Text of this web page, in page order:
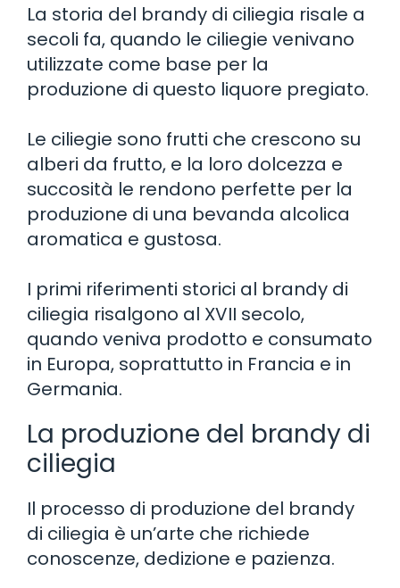
La storia del brandy di ciliegia risale a
secoli fa, quando le ciliegie venivano
utilizzate come base per la
produzione di questo liquore pregiato.
Le ciliegie sono frutti che crescono su
alberi da frutto, e la loro dolcezza e
succosità le rendono perfette per la
produzione di una bevanda alcolica
aromatica e gustosa.
I primi riferimenti storici al brandy di
ciliegia risalgono al XVII secolo,
quando veniva prodotto e consumato
in Europa, soprattutto in Francia e in
Germania.
La produzione del brandy di
ciliegia
Il processo di produzione del brandy
di ciliegia è un’arte che richiede
conoscenze, dedizione e pazienza.